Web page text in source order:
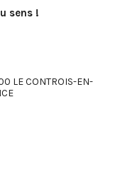
sens !
LE CONTROIS-EN-